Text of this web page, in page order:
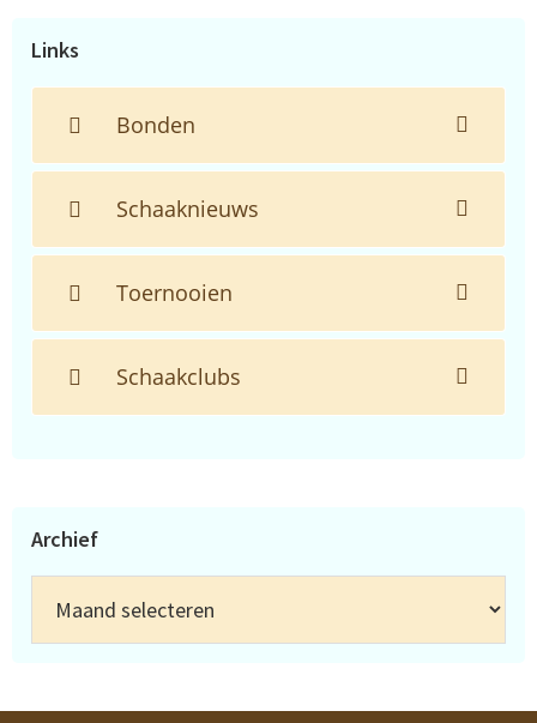
Links
Bonden
Schaaknieuws
Toernooien
Schaakclubs
Archief